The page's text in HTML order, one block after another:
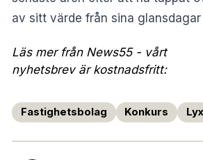
av sitt värde från sina glansdagar
Läs mer från News55 - vårt
nyhetsbrev är kostnadsfritt:
Fastighetsbolag Konkurs